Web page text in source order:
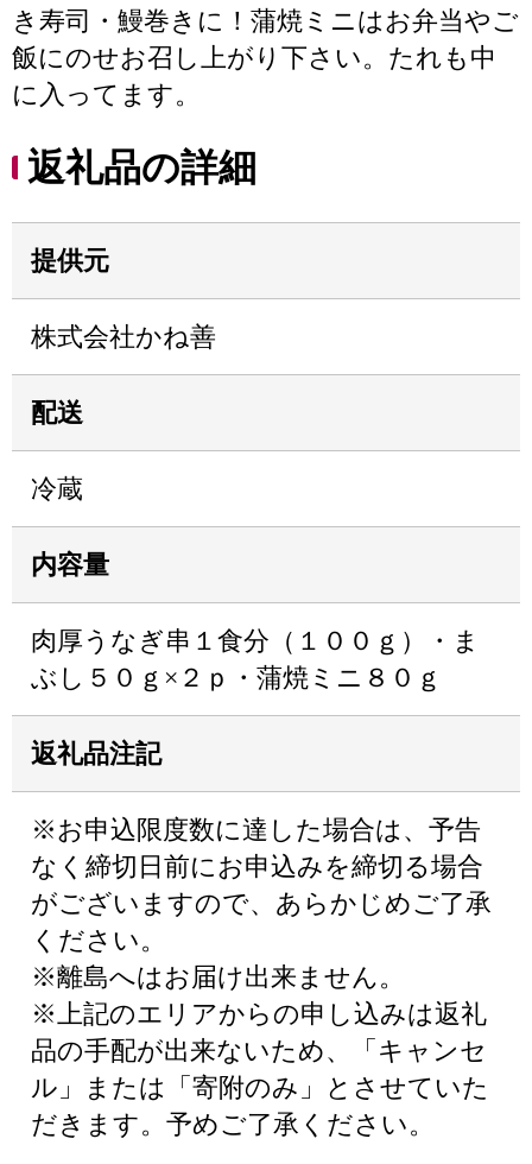
き寿司・鰻巻きに！蒲焼ミニはお弁当やご
飯にのせお召し上がり下さい。たれも中
に入ってます。
返礼品の詳細
提供元
株式会社かね善
配送
冷蔵
内容量
肉厚うなぎ串１食分（１００ｇ）・ま
ぶし５０ｇ×２ｐ・蒲焼ミニ８０ｇ
返礼品注記
※お申込限度数に達した場合は、予告
なく締切日前にお申込みを締切る場合
がございますので、あらかじめご了承
ください。
※離島へはお届け出来ません。
※上記のエリアからの申し込みは返礼
品の手配が出来ないため、「キャンセ
ル」または「寄附のみ」とさせていた
だきます。予めご了承ください。